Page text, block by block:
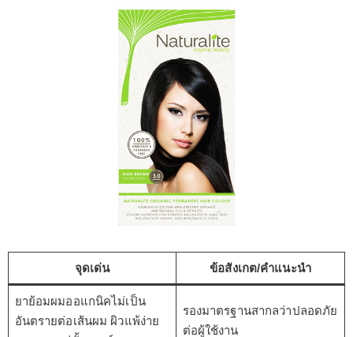
จุดเด่น ข้อสังเกต/คำแนะนำ
ยาย้อมผมออแกนิคไม่เป็น
อันตรายต่อเส้นผม ผิวแพ้ง่าย
รองมาตรฐานสากลว่าปลอดภัย
ต่อผู้ใช้งาน